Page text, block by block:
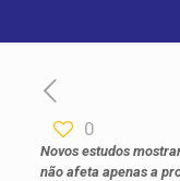
0
Novos estudos
não afeta apenas a